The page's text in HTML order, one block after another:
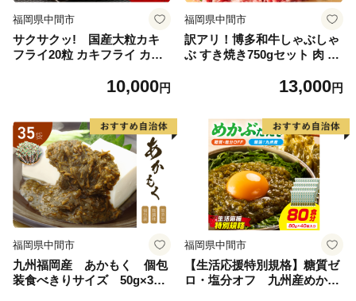
福岡県中間市
サクサクッ! 国産大粒カキ
フライ20粒 カキフライ カキ
10,000円
福岡県中間市
訳アリ！博多和牛しゃぶしゃ
ぶ すき焼き750gセット 肉 牛
産牛 牛 和牛 切り落とし【01
13,000円
福岡県中間市
九州福岡産 あかもく 個包
装食べきりサイズ 50g×35
福岡県中間市
【生活応援特別規格】糖質ゼ
ロ・塩分オフ 九州産めかぶ